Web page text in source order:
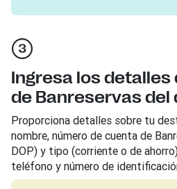
Ingresa los detalles
de Banreservas
Proporciona detalles sobre tu
nombre, número de cuenta de
DOP) y tipo (corriente o de
teléfono y número de